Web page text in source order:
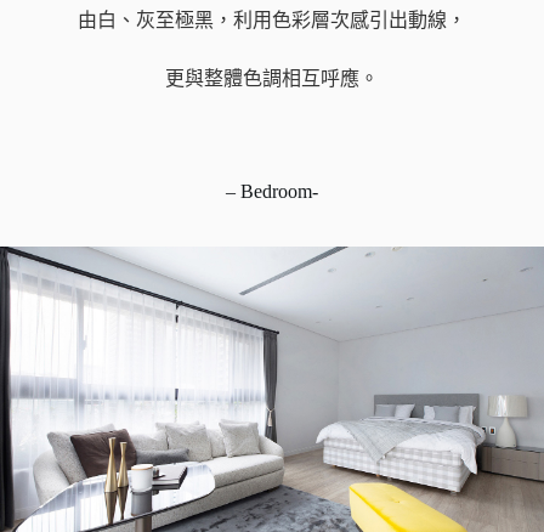
由白、灰至極黑，利用色彩層次感引出動線，
​更與整體色調相互呼應。
– Bedroom-